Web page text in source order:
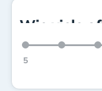
Wie viele
5